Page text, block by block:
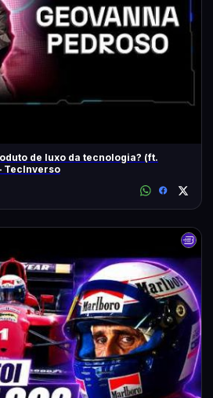
de luxo da tecnologia? (ft.
TecInverso